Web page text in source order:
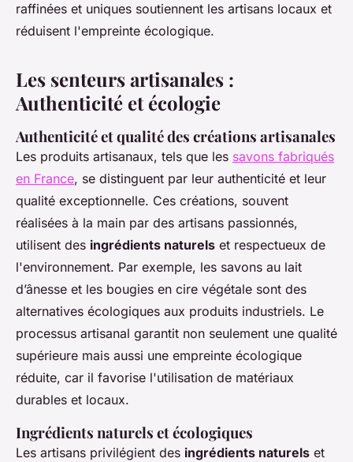
raffinées et uniques soutiennent les artisans locaux et
réduisent l'empreinte écologique.
Les senteurs artisanales :
Authenticité et écologie
Authenticité et qualité des créations artisanales
Les produits artisanaux, tels que les savons fabriqués
en France, se distinguent par leur authenticité et leur
qualité exceptionnelle. Ces créations, souvent
réalisées à la main par des artisans passionnés,
utilisent des ingrédients naturels et respectueux de
l'environnement. Par exemple, les savons au lait
d’ânesse et les bougies en cire végétale sont des
alternatives écologiques aux produits industriels. Le
processus artisanal garantit non seulement une qualité
supérieure mais aussi une empreinte écologique
réduite, car il favorise l'utilisation de matériaux
durables et locaux.
Ingrédients naturels et écologiques
Les artisans privilégient des ingrédients naturels et